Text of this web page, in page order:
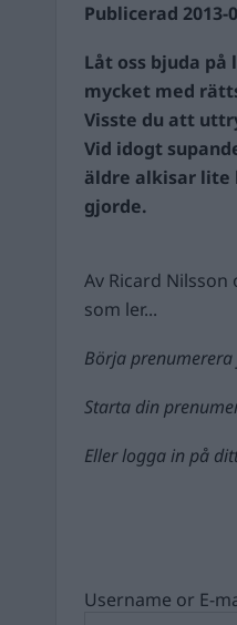
Publicerad 2013-
Låt oss bjuda
mycket med
Visste du att
Vid idogt
äldre alkisar lite
gjorde.
Av Ricard
som ler...
Börja
Starta din
Eller logga in på
Username or E-